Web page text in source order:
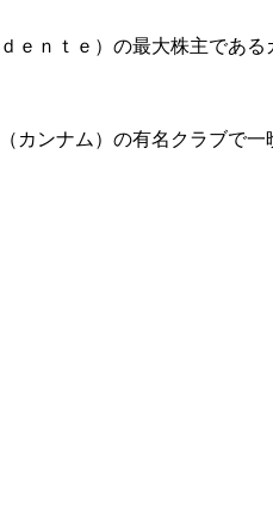
ｎｔｅ）の最大株主である
ンナム）の有名クラブで